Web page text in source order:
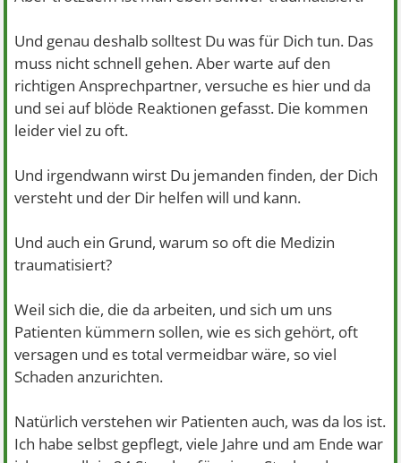
Und genau deshalb solltest Du was für Dich tun. Das
muss nicht schnell gehen. Aber warte auf den
richtigen Ansprechpartner, versuche es hier und da
und sei auf blöde Reaktionen gefasst. Die kommen
leider viel zu oft.
Und irgendwann wirst Du jemanden finden, der Dich
versteht und der Dir helfen will und kann.
Und auch ein Grund, warum so oft die Medizin
traumatisiert?
Weil sich die, die da arbeiten, und sich um uns
Patienten kümmern sollen, wie es sich gehört, oft
versagen und es total vermeidbar wäre, so viel
Schaden anzurichten.
Natürlich verstehen wir Patienten auch, was da los ist.
Ich habe selbst gepflegt, viele Jahre und am Ende war